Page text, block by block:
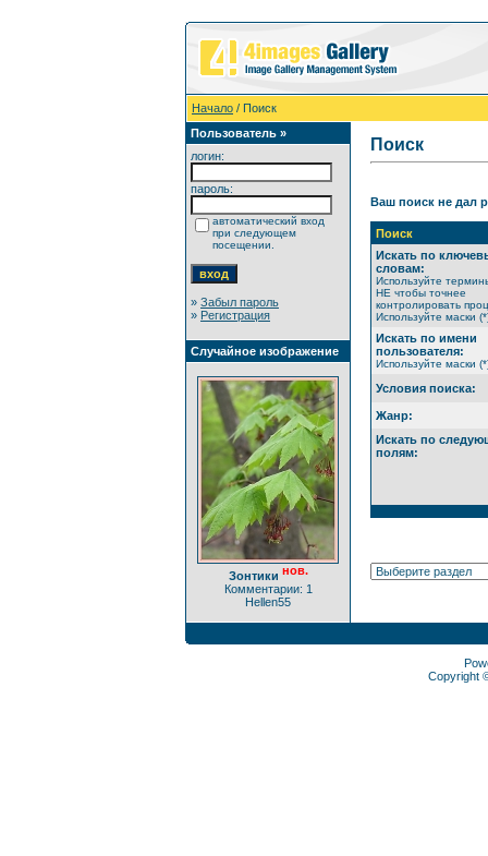
Начало / Поиск
Пользователь »
логин:
пароль:
автоматический вход
при следующем
посещении.
» Забыл пароль
» Регистрация
Случайное изображение
Зонтики нов.
Комментарии: 1
Hellen55
Поиск
Ваш поиск не дал
Поиск
Искать по
словам:
Используйте
НЕ чтобы точнее
контролировать
Используйте маски
Искать по имени
пользователя:
Используйте маски
Условия поиска:
Жанр:
Искать по
полям:
Copyright